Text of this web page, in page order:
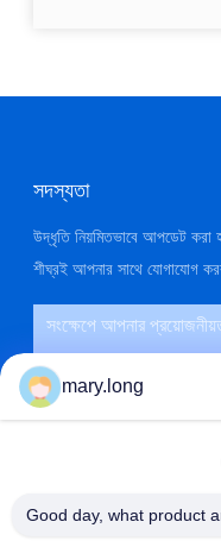
সদস্যতা
উদ্ধৃতি নিয়মিতভাবে আপডেট
শীঘ্রই আপনার সাথে যোগাযোগ
mary.long
Good day, what product